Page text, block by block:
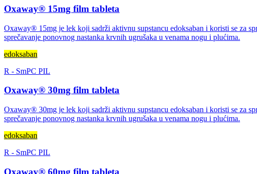
Oxaway® 15mg film tableta
Oxaway® 15mg je lek koji sadrži aktivnu supstancu edoksaban i koristi se za
sprečavanje ponovnog nastanka krvnih ugrušaka u venama nogu i plućima.
edoksaban
R - SmPC PIL
Oxaway® 30mg film tableta
Oxaway® 30mg je lek koji sadrži aktivnu supstancu edoksaban i koristi se za
sprečavanje ponovnog nastanka krvnih ugrušaka u venama nogu i plućima.
edoksaban
R - SmPC PIL
Oxaway® 60mg film tableta